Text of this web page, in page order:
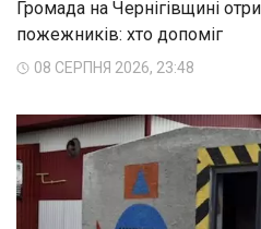
Громада на Чернігівщині
пожежників: хто допоміг
08 СЕРПНЯ 2026, 23:48